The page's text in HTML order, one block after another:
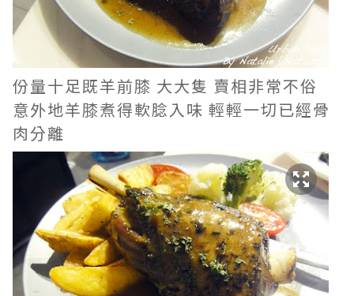
份量十足既羊前膝 大大隻 賣相非常不俗
意外地羊膝煮得軟腍入味 輕輕一切已經骨
肉分離